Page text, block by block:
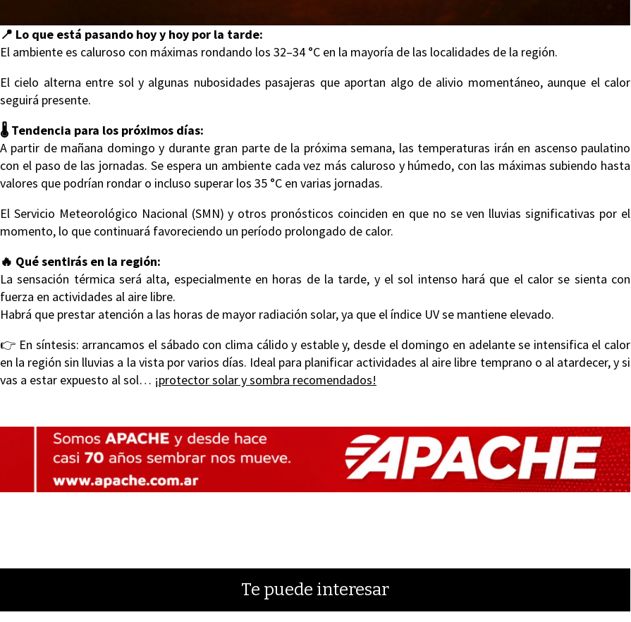
📍 Lo que está pasando hoy y hoy por la tarde:
El ambiente es caluroso con máximas rondando los 32–34 °C en la mayoría de las localidades de la región.
El cielo alterna entre sol y algunas nubosidades pasajeras que aportan algo de alivio momentáneo, aunque el calor
seguirá presente.
🌡️ Tendencia para los próximos días:
A partir de mañana domingo y durante gran parte de la próxima semana, las temperaturas irán en ascenso paulatino
con el paso de las jornadas. Se espera un ambiente cada vez más caluroso y húmedo, con las máximas subiendo hasta
valores que podrían rondar o incluso superar los 35 °C en varias jornadas.
El Servicio Meteorológico Nacional (SMN) y otros pronósticos coinciden en que no se ven lluvias significativas por el
momento, lo que continuará favoreciendo un período prolongado de calor.
🔥 Qué sentirás en la región:
La sensación térmica será alta, especialmente en horas de la tarde, y el sol intenso hará que el calor se sienta con
fuerza en actividades al aire libre.
Habrá que prestar atención a las horas de mayor radiación solar, ya que el índice UV se mantiene elevado.
👉 En síntesis: arrancamos el sábado con clima cálido y estable y, desde el domingo en adelante se intensifica el calor
en la región sin lluvias a la vista por varios días. Ideal para planificar actividades al aire libre temprano o al atardecer, y si
vas a estar expuesto al sol… ¡protector solar y sombra recomendados!
Te puede interesar